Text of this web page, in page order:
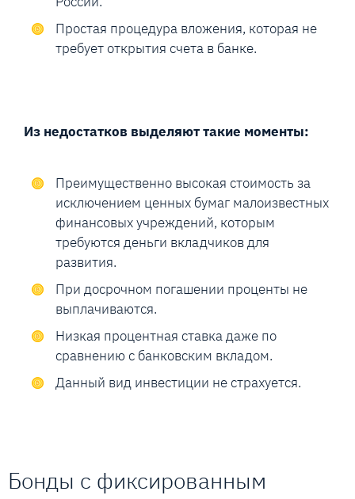
Простая процедура вложения, которая не
требует открытия счета в банке.
Из недостатков выделяют такие моменты:
Преимущественно высокая стоимость за
исключением ценных бумаг малоизвестных
финансовых учреждений, которым
требуются деньги вкладчиков для
развития.
При досрочном погашении проценты не
выплачиваются.
Низкая процентная ставка даже по
сравнению с банковским вкладом.
Данный вид инвестиции не страхуется.
Бонды с фиксированным